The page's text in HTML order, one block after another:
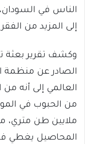
الناس في
إلى المزيد من
وكشف تقرير بعثة
الصادر عن منظمة
العالمي إلى أنه من
ملايين طن متري،
المحاصيل يغطي